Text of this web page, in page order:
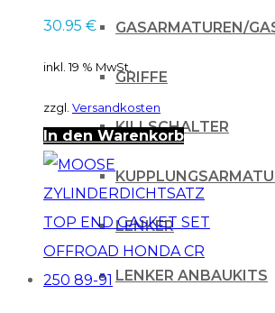
GASARMATUREN/
GRIFFE
KILLSCHALTER
LENKER
LENKER ANBAUKITS
30.95 €
inkl. 19 % MwSt.
zzgl. Versandkosten
In den Warenkorb